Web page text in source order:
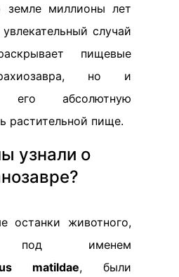
земле миллионы лет
случай
пищевые
но и
его абсолютную
растительной пище.
узнали о
останки животного,
под именем
matildae, были